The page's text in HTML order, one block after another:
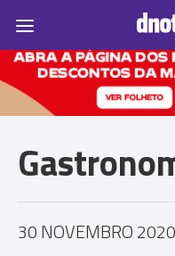
30 NOVEMBRO 2020